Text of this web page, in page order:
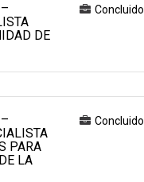
DE
Concluido
PARA
LA
Concluido